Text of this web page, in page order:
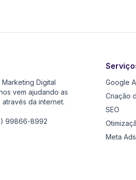
Digital
vem ajudando as
da internet.
99866-8992
Google
Criação
SEO
Meta Ads